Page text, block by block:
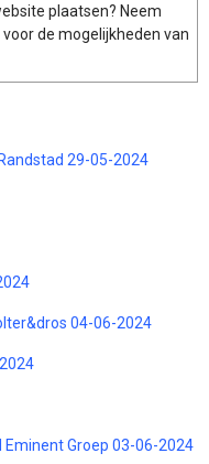
plaatsen? Neem
de mogelijkheden van
29-05-2024
04-06-2024
Groep 03-06-2024